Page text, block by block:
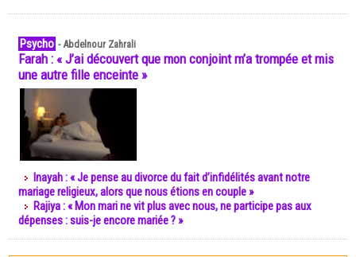
Psycho -Abdelnour Zahrali
Farah : « J’ai découvert que mon conjoint m’a trompée et mis
une autre fille enceinte »
Inayah : « Je pense au divorce du fait d’infidélités avant notre
mariage religieux, alors que nous étions en couple »
Rajiya : « Mon mari ne vit plus avec nous, ne participe pas aux
dépenses : suis-je encore mariée ? »